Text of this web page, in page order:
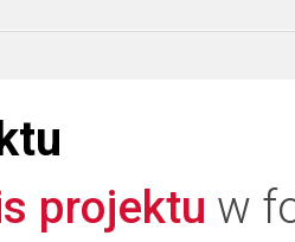
projektu w